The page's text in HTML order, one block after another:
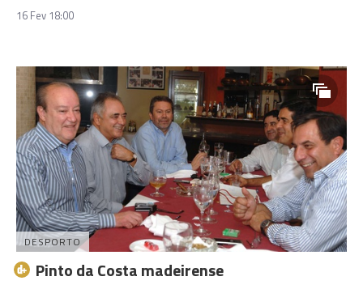
16 Fev 18:00
DESPORTO
Pinto da Costa madeirense